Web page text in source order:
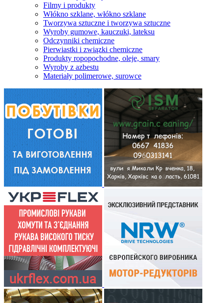
Filmy i produkty
Włókno szklane, włókno szklane
Tworzywa sztuczne i tworzywa sztuczne
Wyroby gumowe, kauczuki, lateksu
Odczynniki chemiczne
Pierwiastki i związki chemiczne
Produkty ropopochodne, oleje, smary
Wyroby z azbestu
Materiały polimerowe, surowce